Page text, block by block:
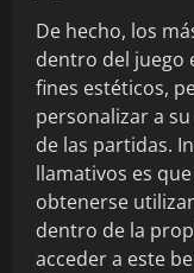
De hecho, los
dentro del juego
fines estéticos,
personalizar a
de las partidas.
llamativos es
obtenerse
dentro de la
acceder a este